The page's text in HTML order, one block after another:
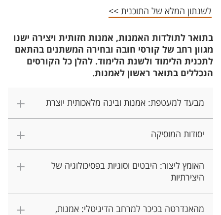
לשנתון המלא של התוכנית >>
בתואר לתולדות האמנות, אמנות חזותית ויצירה ישנו
מגוון רחב של קורסי חובה ובחירה המשתנים בהתאם
לתכנית הלימוד ולשנת הלימוד. להלן כל הקורסים
הנכללים בתואר ראשון לאמנות.
מבעד למעטפת: אמנות ובינה מלאכותית יוצרת
יסודות המוסיקה
האומץ ליצור: היבטים וסוגיות בפסיכולוגיה של
היצירתיות
מהאנדרטה בכיכר למרחב הדיגיטלי: אמנות,